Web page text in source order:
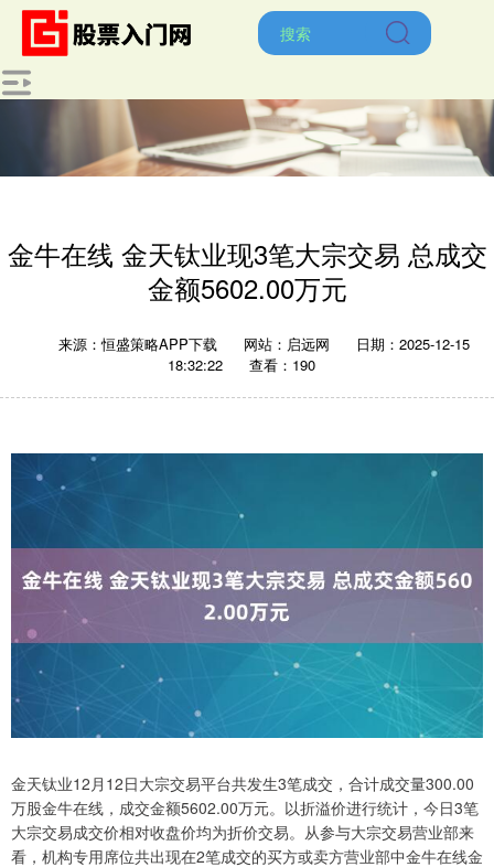
金牛在线 金天钛业现3笔大宗交易 总成交
金额5602.00万元
来源：恒盛策略APP下载 网站：启远网
日期：2025-12-15
18:32:22
查看：190
金天钛业12月12日大宗交易平台共发生3笔成交，合计成交量300.00
万股金牛在线，成交金额5602.00万元。以折溢价进行统计，今日3笔
大宗交易成交价相对收盘价均为折价交易。从参与大宗交易营业部来
看，机构专用席位共出现在2笔成交的买方或卖方营业部中金牛在线金